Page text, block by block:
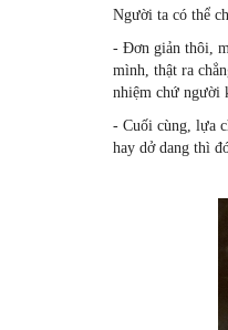
Người ta có thể
- Đơn giản thôi,
mình, thật ra
nhiệm chứ người
- Cuối cùng, lựa
hay dở dang thì